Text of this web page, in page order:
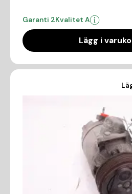
Garanti 2Kvalitet A
Lägg i